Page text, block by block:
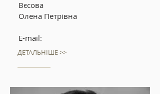
Вєсова
Олена Петрівна
E-mail:
ДЕТАЛЬНІШЕ >>